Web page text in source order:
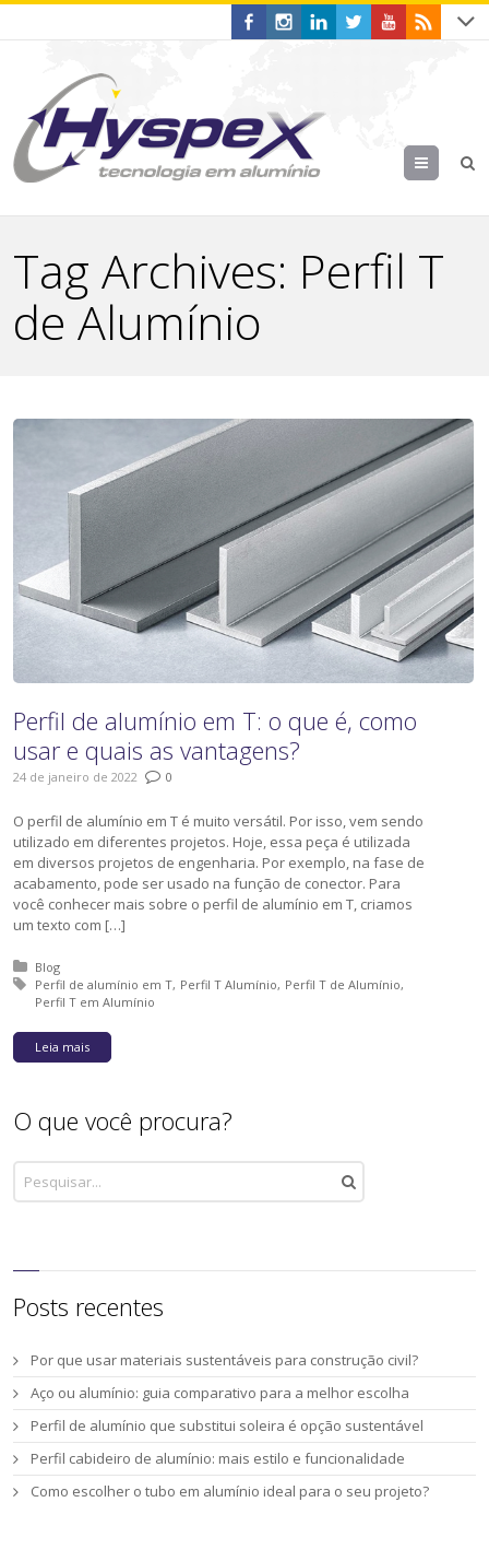
Menu
Tag Archives: Perfil T
de Alumínio
Perfil de alumínio em T: o que é, como
usar e quais as vantagens?
24 de janeiro de 2022 0
O perfil de alumínio em T é muito versátil. Por isso, vem sendo
utilizado em diferentes projetos. Hoje, essa peça é utilizada
em diversos projetos de engenharia. Por exemplo, na fase de
acabamento, pode ser usado na função de conector. Para
você conhecer mais sobre o perfil de alumínio em T, criamos
um texto com […]
Posted in:
Blog
Tagged with:
Perfil de alumínio em T Perfil T Alumínio Perfil T de Alumínio
Perfil T em Alumínio
Leia mais
O que você procura?
Posts recentes
Por que usar materiais sustentáveis para construção civil?
Aço ou alumínio: guia comparativo para a melhor escolha
Perfil de alumínio que substitui soleira é opção sustentável
Perfil cabideiro de alumínio: mais estilo e funcionalidade
Como escolher o tubo em alumínio ideal para o seu projeto?